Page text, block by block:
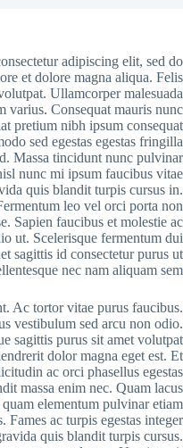
adipiscing elit, sed do
et dolore magna aliqua. Felis
Ullamcorper malesuada
varius. Consequat mauris nunc
pretium nibh ipsum consequat
sed egestas egestas fringilla
Massa tincidunt nunc pulvinar
nunc mi ipsum faucibus vitae
quis blandit turpis cursus in.
leo vel orci porta non
Sapien faucibus et molestie ac
ut. Scelerisque fermentum dui
sagittis id consectetur purus ut
nec nam aliquam sem.
Ac tortor vitae purus faucibus.
vestibulum sed arcu non odio.
sagittis purus sit amet volutpat
dolor magna eget est. Et
ac orci phasellus egestas
massa enim nec. Quam lacus
elementum pulvinar etiam
Fames ac turpis egestas integer
quis blandit turpis cursus.